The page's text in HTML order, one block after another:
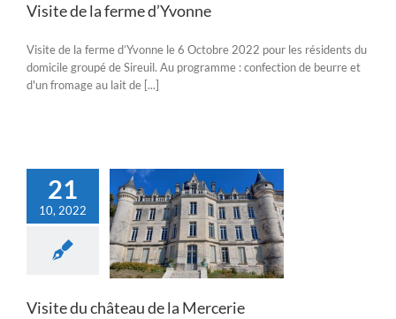
Visite de la ferme d’Yvonne
Visite de la ferme d’Yvonne le 6 Octobre 2022 pour les résidents du
domicile groupé de Sireuil. Au programme : confection de beurre et
d'un fromage au lait de [...]
21
10, 2022
château de la
Visite du château de la Mercerie